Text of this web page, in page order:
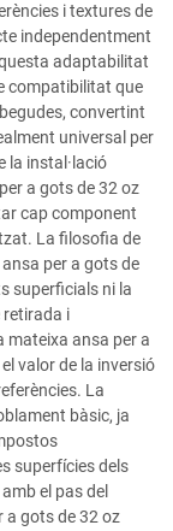
i textures de
independentment
adaptabilitat
compatibilitat que
convertint
universal per
la instal·lació
a gots de 32 oz
cap component
La filosofia de
per a gots de
superficials ni la
i
mateixa ansa per a
valor de la inversió
La
bàsic, ja
superfícies dels
el pas del
a gots de 32 oz